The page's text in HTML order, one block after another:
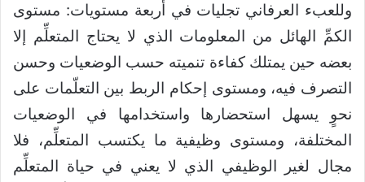
وللعبء العرفاني تجليات في أربعة مستويات: مستوى
الكمِّ الهائل من المعلومات الذي لا يحتاج المتعلِّم إلا
بعضه حين يمتلك كفاءة تنميته حسب الوضعيات وحسن
التصرف فيه، ومستوى إحكام الربط بين التعلّمات على
نحوٍ يسهل استحضارها واستخدامها في الوضعيات
المختلفة، ومستوى وظيفية ما يكتسب المتعلِّم، فلا
مجال لغير الوظيفي الذي لا يعني في حياة المتعلِّم